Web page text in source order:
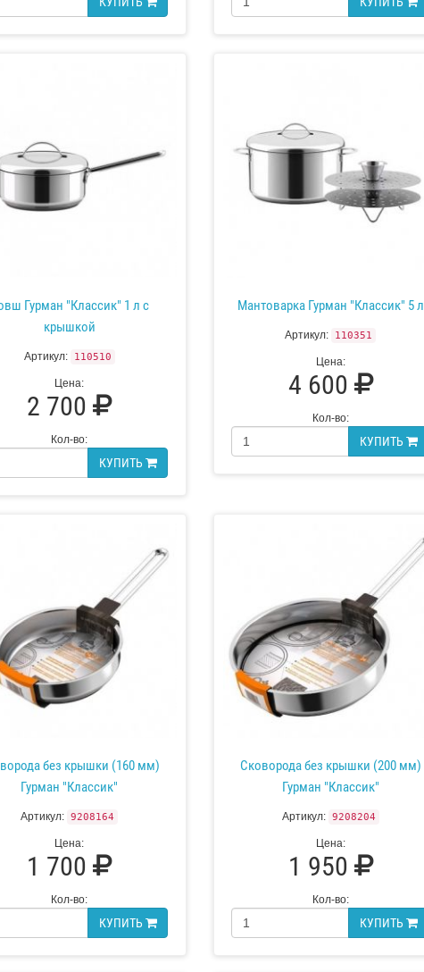
Гурман "Классик" 1 л с
крышкой
Артикул: 110510
Цена:
2 700
Кол-во:
КУПИТЬ
Мантоварка Гурман "Классик" 5 л
Артикул: 110351
Цена:
4 600
Кол-во:
КУПИТЬ
без крышки (160 мм)
Гурман "Классик"
Артикул: 9208164
Цена:
1 700
Кол-во:
КУПИТЬ
Сковорода без крышки (200 мм)
Гурман "Классик"
Артикул: 9208204
Цена:
1 950
Кол-во:
КУПИТЬ